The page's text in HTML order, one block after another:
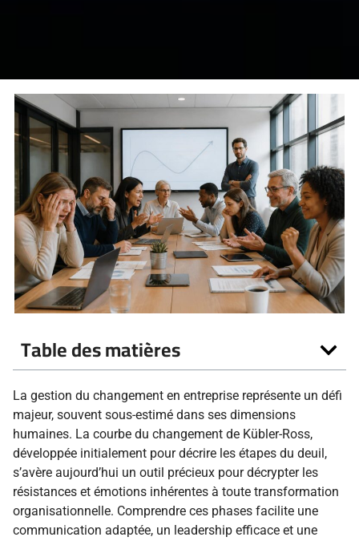
Table des matières
La gestion du changement en entreprise représente un défi
majeur, souvent sous-estimé dans ses dimensions
humaines. La courbe du changement de Kübler-Ross,
développée initialement pour décrire les étapes du deuil,
s’avère aujourd’hui un outil précieux pour décrypter les
résistances et émotions inhérentes à toute transformation
organisationnelle. Comprendre ces phases facilite une
communication adaptée, un leadership efficace et une